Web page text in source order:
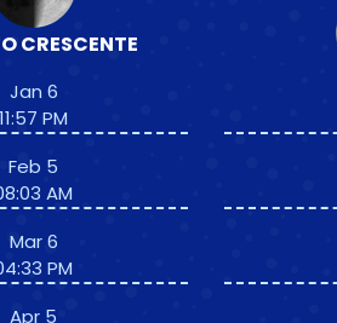
CRESCENTE
Jan 6
11:57 PM
Feb 5
AM
Mar 6
PM
Apr 5